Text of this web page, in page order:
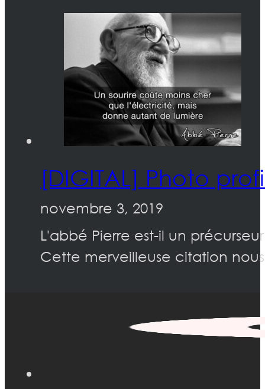
[DIGITAL] Photo
novembre 3, 2019
L'abbé Pierre est-il un
Cette merveilleuse citation